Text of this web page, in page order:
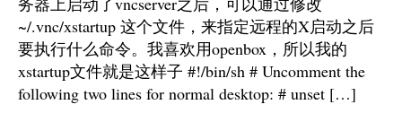
~/.vnc/xstartup 这个文件，来指定远程的X启动之后
要执行什么命令。我喜欢用openbox，所以我的
xstartup文件就是这样子 #!/bin/sh # Uncomment the
following two lines for normal desktop: # unset […]